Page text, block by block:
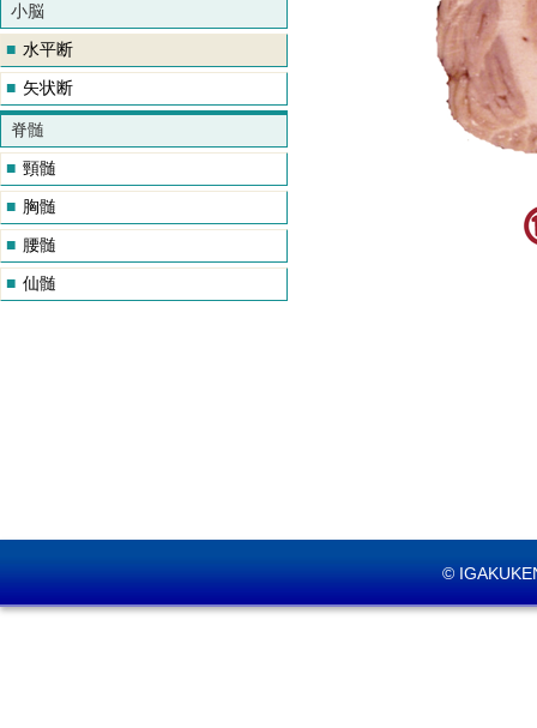
小脳
■ 水平断
■ 矢状断
脊髄
■ 頸髄
■ 胸髄
■ 腰髄
■ 仙髄
©